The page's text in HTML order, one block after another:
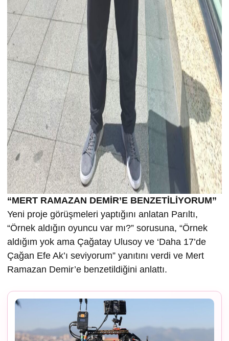
“MERT RAMAZAN DEMİR’E BENZETİLİYORUM”
Yeni proje görüşmeleri yaptığını anlatan Parıltı,
“Örnek aldığın oyuncu var mı?” sorusuna, “Örnek
aldığım yok ama Çağatay Ulusoy ve ‘Daha 17’de
Çağan Efe Ak’ı seviyorum” yanıtını verdi ve Mert
Ramazan Demir’e benzetildiğini anlattı.